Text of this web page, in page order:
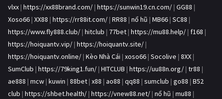
vlxx | https://xx88brand.com/ | https://sunwin19.cn.com/ | GG88 |
Xoso66 | XX88 | https://rr88it.com/ | RR88 | nổ hũ | MB66 | SC88 |
https://www.fly888.club/ | hitclub | 77bet | https://mu88.help/ | f168 |
https://hoiquantv.vip/ | https://hoiquantv.site/ |
https://hoiquantv.online/ | Kèo Nhà Cái | xoso66 | Socolive | 8XX |
SumClub | https://79king1.fun/ | HITCLUB | https://uu88n.org/ | tr88 |
ae888 | mcw | kuwin | 88bet | x88 | ao88 | qq88 | sumclub | go88 | B52
club | https://shbet.health/ | https://vnew88.net/ | nổ hũ | mu88 |